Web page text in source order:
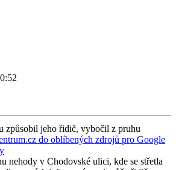
způsobil jeho řidič, vybočil z pruhu
do oblíbených zdrojů pro Google
nehody v Chodovské ulici, kde se střetla